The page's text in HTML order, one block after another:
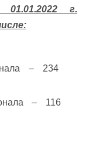
01.01.2022 г.
– 234
– 116